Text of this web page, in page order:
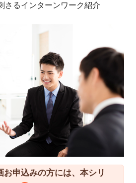
さるインターンワーク紹介
お申込みの方には、本シリ